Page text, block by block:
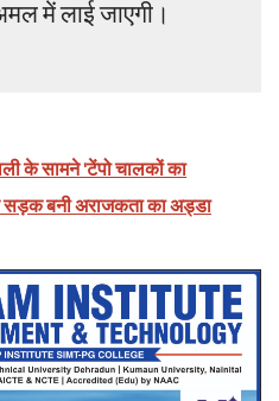
में लाई जाएगी।
के सामने 'टेंपो चालकों का
सड़क बनी अराजकता का अड्डा